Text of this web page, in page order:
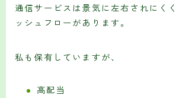
通信サービスは景気に左右されにく
ッシュフローがあります。
私も保有していますが、
高配当